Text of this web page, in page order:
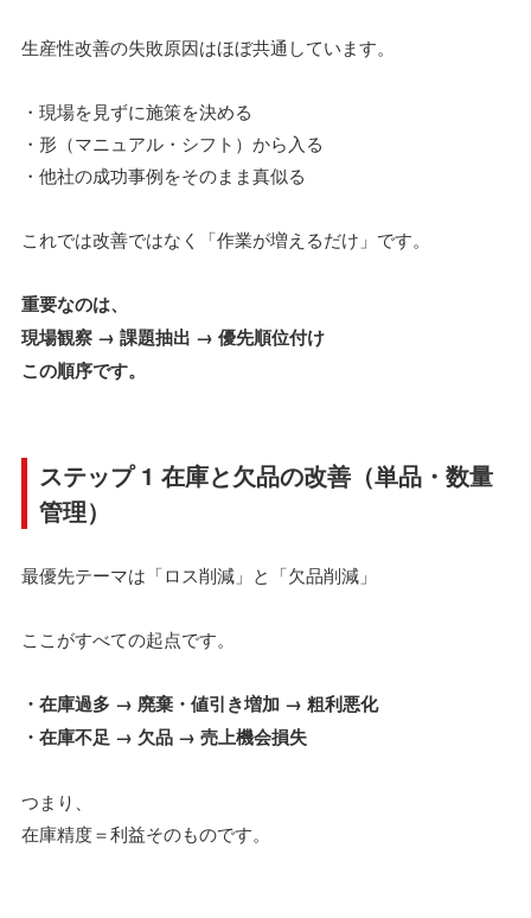
生産性改善の失敗原因はほぼ共通しています。
・現場を見ずに施策を決める
・形（マニュアル・シフト）から入る
・他社の成功事例をそのまま真似る
これでは改善ではなく「作業が増えるだけ」です。
重要なのは、
現場観察 → 課題抽出 → 優先順位付け
この順序です。
ステップ 1 在庫と欠品の改善（単品・数量
管理）
最優先テーマは「ロス削減」と「欠品削減」
ここがすべての起点です。
・在庫過多 → 廃棄・値引き増加 → 粗利悪化
・在庫不足 → 欠品 → 売上機会損失
つまり、
在庫精度＝利益そのものです。